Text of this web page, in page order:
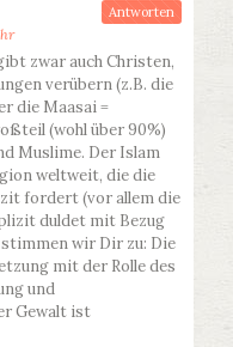
zwar auch Christen,
verübern (z.B. die
die Maasai =
(wohl über 90%)
Muslime. Der Islam
weltweit, die die
fordert (vor allem die
duldet mit Bezug
wir Dir zu: Die
mit der Rolle des
und
Gewalt ist
Antworten